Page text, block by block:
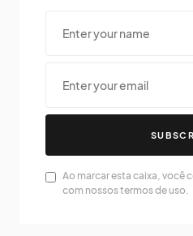
Ao marcar esta caixa, você
com nossos termos de uso.